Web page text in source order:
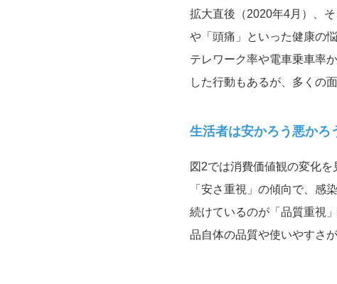
拡大直後（2020年4月）、
や「頭痛」といった健康の
テレワーク率や電車乗車率
した行動もあるが、多くの
生活者は安かろう悪かろ
図 2では消費価値観の変化
「安さ重視」の傾向で、感
続けているのが「品質重視
品自体の品質や使いやすさ